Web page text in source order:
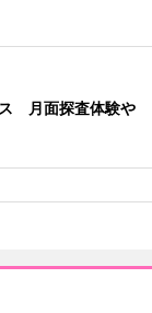
月面探査体験や